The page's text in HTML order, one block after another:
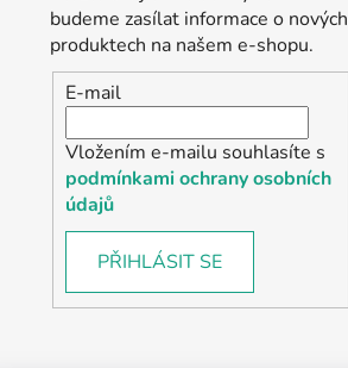
budeme zasílat informace o nových
produktech na našem e-shopu.
E-mail
Vložením e-mailu souhlasíte s
podmínkami ochrany osobních
údajů
PŘIHLÁSIT SE